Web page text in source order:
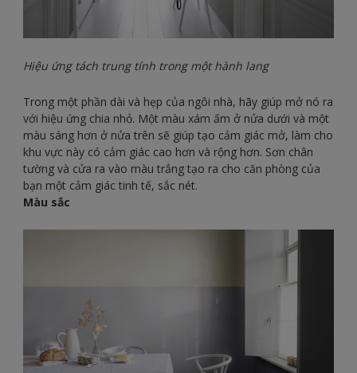
Hiệu ứng tách trung tính trong một hành lang
Trong một phần dài và hẹp của ngôi nhà, hãy giúp mở nó ra
với hiệu ứng chia nhỏ. Một màu xám ấm ở nửa dưới và một
màu sáng hơn ở nửa trên sẽ giúp tạo cảm giác mở, làm cho
khu vực này có cảm giác cao hơn và rộng hơn. Sơn chân
tường và cửa ra vào màu trắng tạo ra cho căn phòng của
bạn một cảm giác tinh tế, sắc nét.
Màu sắc